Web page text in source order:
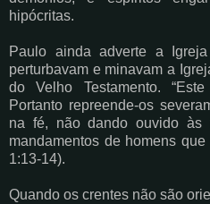
hipócritas.
Paulo ainda adverte a
perturbavam e minavam a
do Velho Testamento.
Portanto repreende-os
na fé, não dando ouvido
mandamentos de homens
1:13-14).
Quando os crentes não são